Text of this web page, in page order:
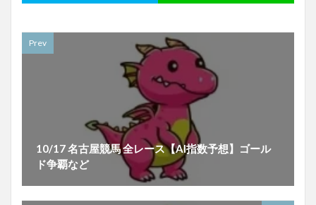
Prev
10/17 名古屋競馬 全レース【AI指数予想】ゴール
ド争覇など